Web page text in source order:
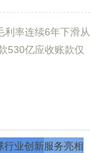
利率连续6年下滑从
530亿应收账款仅
行业创新服务亮相